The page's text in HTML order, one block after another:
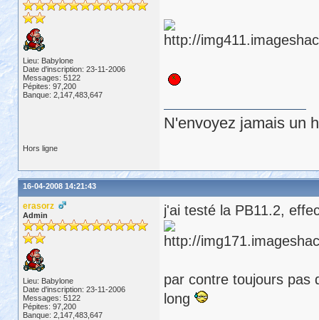
Lieu: Babylone
Date d'inscription: 23-11-2006
Messages: 5122
Pépites: 97,200
Banque: 2,147,483,647
N'envoyez jamais un
Hors ligne
16-04-2008 14:21:43
erasorz
Admin
Lieu: Babylone
Date d'inscription: 23-11-2006
Messages: 5122
Pépites: 97,200
Banque: 2,147,483,647
j'ai testé la PB11.2,
par contre toujours pas
long